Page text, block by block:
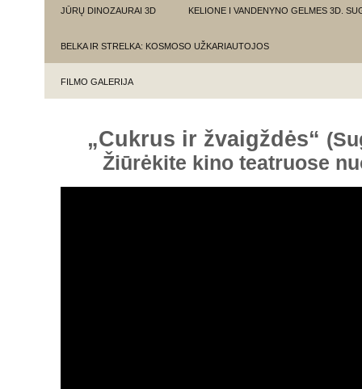
JŪRŲ DINOZAURAI 3D KELIONE I VANDENYNO GELMES 3D.
BELKA IR STRELKA: KOSMOSO UŽKARIAUTOJOS
FILMO GALERIJA
„Cukrus ir žvaigždės“
Žiūrėkite kino teatruose